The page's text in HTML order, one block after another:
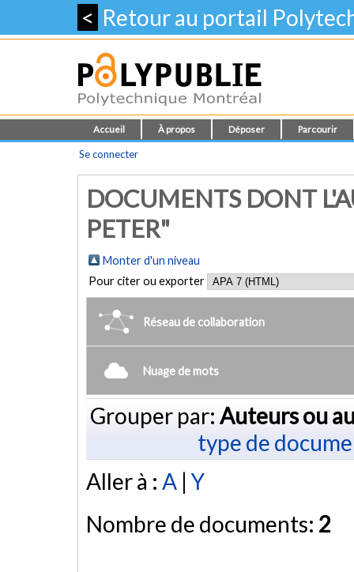
< Retour au portail
Accueil À propos Déposer Parcourir
Se connecter
DOCUMENTS DONT
PETER"
Monter d'un niveau
Pour citer ou exporter
Réseau de collaboration
Nuage de mots
Grouper par: Auteurs ou
type de
Aller à : A |Y
Nombre de documents: 2